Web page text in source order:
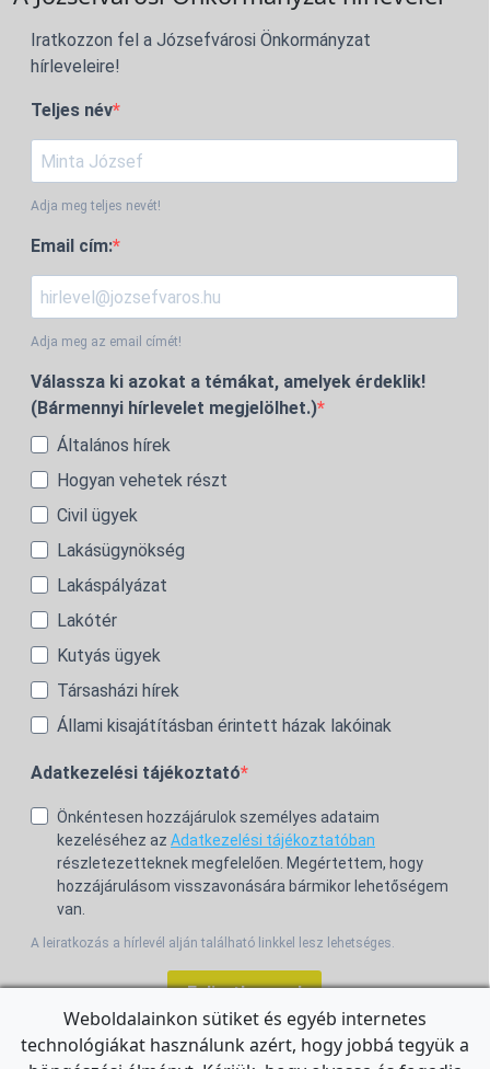
Iratkozzon fel a Józsefvárosi Önkormányzat
hírleveleire!
Teljes név
Adja meg teljes nevét!
Email cím:
Adja meg az email címét!
Válassza ki azokat a témákat, amelyek érdeklik!
(Bármennyi hírlevelet megjelölhet.)
Általános hírek
Hogyan vehetek részt
Civil ügyek
Lakásügynökség
Lakáspályázat
Lakótér
Kutyás ügyek
Társasházi hírek
Állami kisajátításban érintett házak lakóinak
Adatkezelési tájékoztató
Önkéntesen hozzájárulok személyes adataim
kezeléséhez az Adatkezelési tájékoztatóban
részletezetteknek megfelelően. Megértettem, hogy
hozzájárulásom visszavonására bármikor lehetőségem
van.
A leiratkozás a hírlevél alján található linkkel lesz lehetséges.
Feliratkozom!
Weboldalainkon sütiket és egyéb internetes
technológiákat használunk azért, hogy jobbá tegyük a